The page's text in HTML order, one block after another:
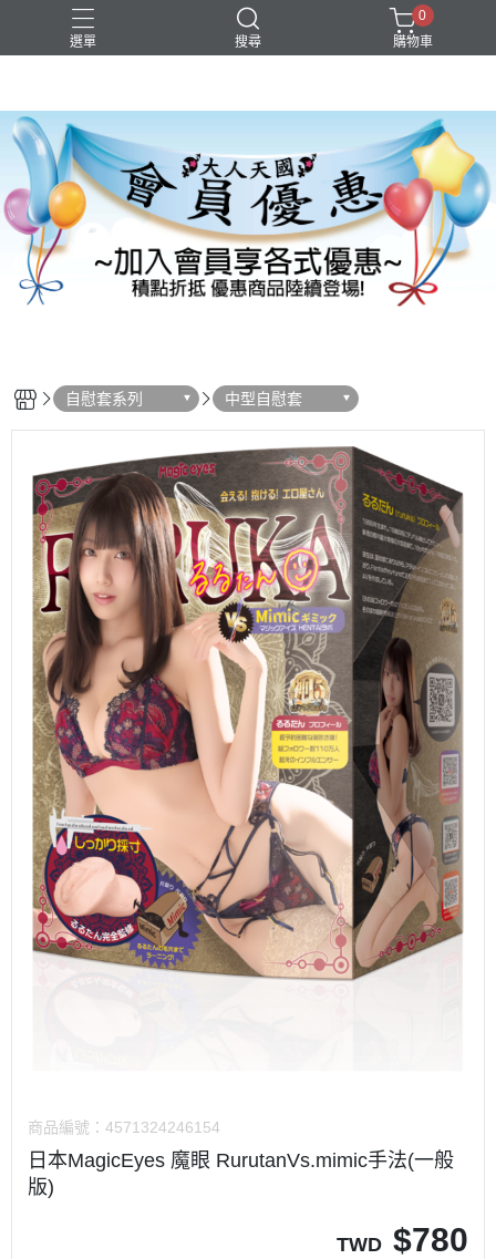
選單 搜尋
0
購物車
自慰套系列 中型自慰套
商品編號： 4571324246154
日本MagicEyes 魔眼 RurutanVs.mimic手法(一般
版)
TWD $780